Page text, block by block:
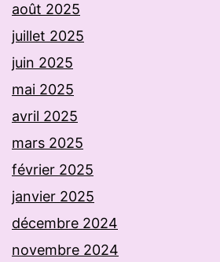
août 2025
juillet 2025
juin 2025
mai 2025
avril 2025
mars 2025
février 2025
janvier 2025
décembre 2024
novembre 2024